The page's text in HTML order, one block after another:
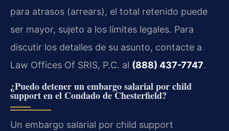
para atrasos (arrears), el total retenido puede
ser mayor, sujeto a los límites legales. Para
discutir los detalles de su asunto, contacte a
Law Offices Of SRIS, P.C. al (888) 437-7747.
¿Puedo detener un embargo salarial por child
support en el Condado de Chesterfield?
Un embargo salarial por child support